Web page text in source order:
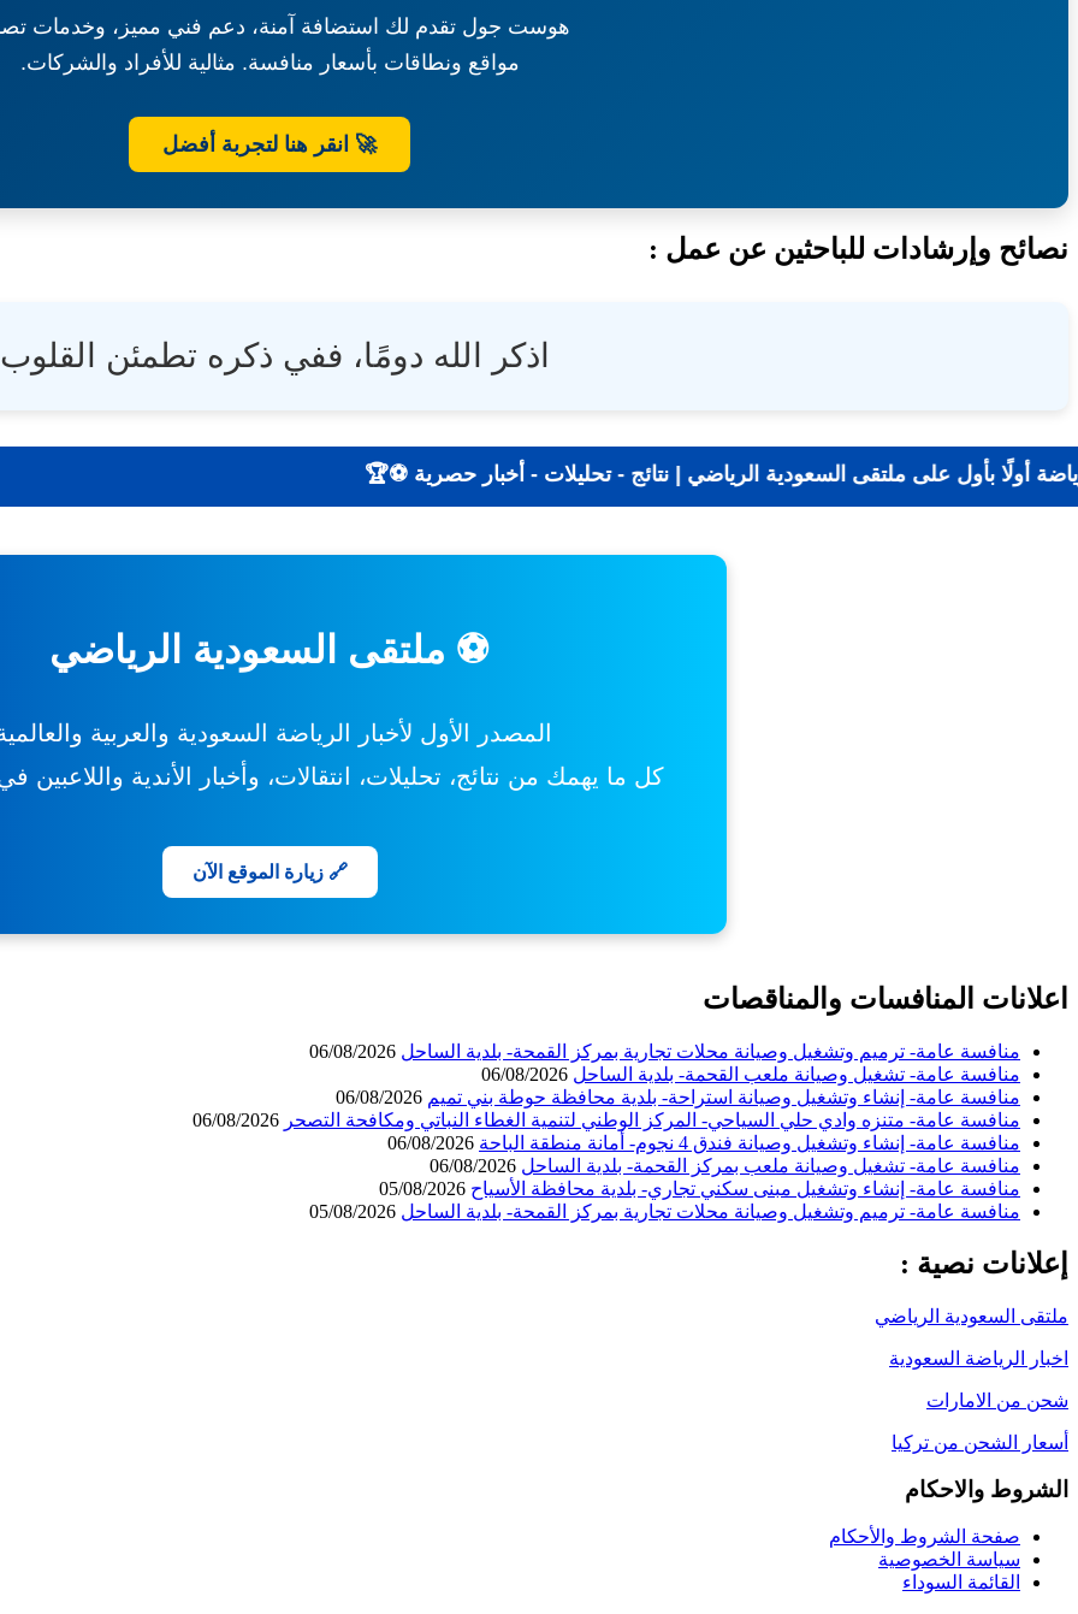
هوست جول تقدم لك استضافة آمنة، دعم فني مميز، وخدمات
مواقع ونطاقات بأسعار منافسة. مثالية للأفراد والشركات.
🚀 انقر هنا لتجربة أفضل
نصائح وإرشادات للباحثين عن عمل :
اذكر الله دومًا، ففي ذكره تطمئن
📰 جديد الرياضة أولًا بأول على ملتقى السعودية الرياضي | نتائج - تحليلات - أخبار حصرية ⚽🏆
⚽ ملتقى السعودية الرياضي
المصدر الأول لأخبار الرياضة السعودية والعربية
كل ما يهمك من نتائج، تحليلات، انتقالات، وأخبار الأندية واللاعبين
🔗 زيارة الموقع الآن
اعلانات المنافسات والمناقصات
منافسة عامة- ترميم وتشغيل وصيانة محلات تجارية بمركز القمحة- بلدية الساحل 06/08/2026
منافسة عامة- تشغيل وصيانة ملعب القحمة- بلدية الساحل 06/08/2026
منافسة عامة- إنشاء وتشغيل وصيانة استراحة- بلدية محافظة حوطة بني تميم 06/08/2026
منافسة عامة- متنزه وادي حلي السياحي- المركز الوطني لتنمية الغطاء النباتي ومكافحة التصحر 06/08/2026
منافسة عامة- إنشاء وتشغيل وصيانة فندق 4 نجوم- أمانة منطقة الباحة
06/08/2026
منافسة عامة- تشغيل وصيانة ملعب بمركز القحمة- بلدية الساحل 06/08/2026
منافسة عامة- إنشاء وتشغيل مبنى سكني تجاري- بلدية محافظة الأسياح 05/08/2026
منافسة عامة- ترميم وتشغيل وصيانة محلات تجارية بمركز القمحة- بلدية الساحل 05/08/2026
إعلانات نصية :
ملتقى السعودية الرياضي
اخبار الرياضة السعودية
شحن من الامارات
أسعار الشحن من تركيا
الشروط والاحكام
صفحة الشروط والأحكام
سياسة الخصوصية
القائمة السوداء